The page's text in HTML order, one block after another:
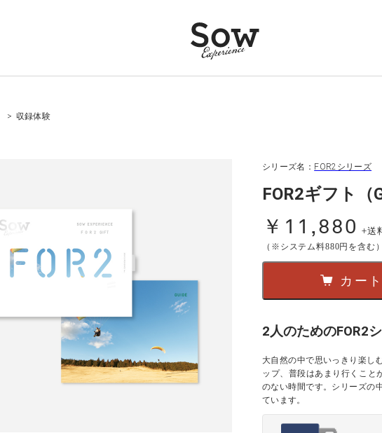
> 収録体験
シリーズ名： FOR2シリーズ
FOR2ギフト（
￥11,880 +送
（※システム料880円を含む）
カー
2人のためのFOR2
大自然の中で思いっきり楽し
ップ、普段はあまり行くこと
のない時間です。シリーズの
ています。